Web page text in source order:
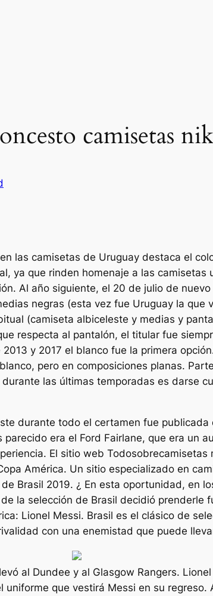
camisetas
las camisetas de Uruguay destaca el
ya que rinden homenaje a las camisetas
Al año siguiente, el 20 de julio de
negras (esta vez fue Uruguay la que
(camiseta albiceleste y medias y
respecta al pantalón, el titular fue
y 2017 el blanco fue la primera
pero en composiciones planas.
las últimas temporadas es darse
durante todo el certamen fue
era el Ford Fairlane, que era un
El sitio web
América. Un sitio especializado en
Brasil 2019. ¿ En esta oportunidad, en
la selección de Brasil decidió prenderle
Lionel Messi. Brasil es el clásico de
con una enemistad que puede
al Dundee y al Glasgow Rangers.
que vestirá Messi en su regreso.